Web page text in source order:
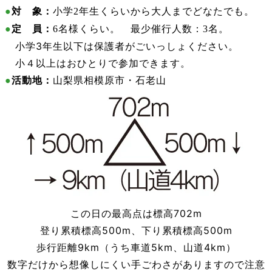
●対 象： 小学2年生くらいから大人までどなたでも。
●定 員： 6名様くらい。 最少催行人数：3名。
小学3年生以下は保護者がごいっしょください。
小４以上はおひとりで参加できます。
●活動地： 山梨県相模原市・石老山
この日の最高点は標高702m
登り累積標高500m、下り累積標高500m
歩行距離9km（うち車道5km、山道4km）
数字だけから想像しにくい手ごわさがありますので注意